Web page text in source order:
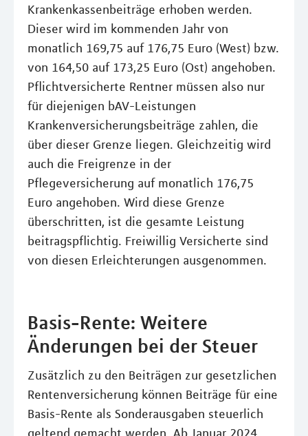
Krankenkassenbeiträge erhoben werden.
Dieser wird im kommenden Jahr von
monatlich 169,75 auf 176,75 Euro (West) bzw.
von 164,50 auf 173,25 Euro (Ost) angehoben.
Pflichtversicherte Rentner müssen also nur
für diejenigen bAV-Leistungen
Krankenversicherungsbeiträge zahlen, die
über dieser Grenze liegen. Gleichzeitig wird
auch die Freigrenze in der
Pflegeversicherung auf monatlich 176,75
Euro angehoben. Wird diese Grenze
überschritten, ist die gesamte Leistung
beitragspflichtig. Freiwillig Versicherte sind
von diesen Erleichterungen ausgenommen.
Basis-Rente: Weitere
Änderungen bei der Steuer
Zusätzlich zu den Beiträgen zur gesetzlichen
Rentenversicherung können Beiträge für eine
Basis-Rente als Sonderausgaben steuerlich